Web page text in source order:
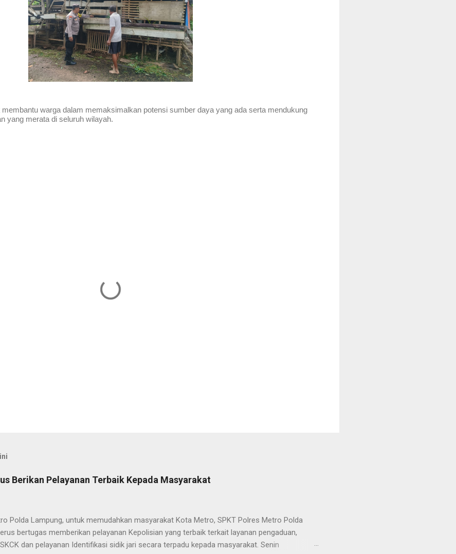
membantu warga dalam memaksimalkan potensi sumber daya yang ada serta mendukung
yang merata di seluruh wilayah.
Berikan Pelayanan Terbaik Kepada Masyarakat
Polda Lampung, untuk memudahkan masyarakat Kota Metro, SPKT Polres Metro Polda
bertugas memberikan pelayanan Kepolisian yang terbaik terkait layanan pengaduan,
dan pelayanan Identifikasi sidik jari secara terpadu kepada masyarakat. Senin